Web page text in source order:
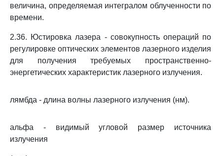
величина, определяемая интегралом облученности по
времени.
2.36. Юстировка лазера - совокупность операций по
регулировке оптических элементов лазерного изделия
для получения требуемых пространственно-
энергетических характеристик лазерного излучения.
лямбда - длина волны лазерного излучения (нм).
альфа - видимый угловой размер источника
излучения